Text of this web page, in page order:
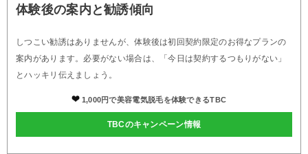
体験後の案内と勧誘傾向
しつこい勧誘はありませんが、体験後は初回契約限定のお得なプランの
案内があります。必要がない場合は、「今日は契約するつもりがない」
とハッキリ伝えましょう。
1,000円で美容電気脱毛を体験できるTBC
TBCのキャンペーン情報